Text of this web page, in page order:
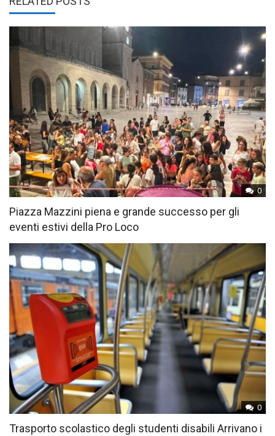
0
Piazza Mazzini piena e grande successo per gli
eventi estivi della Pro Loco
0
Trasporto scolastico degli studenti disabili Arrivano i